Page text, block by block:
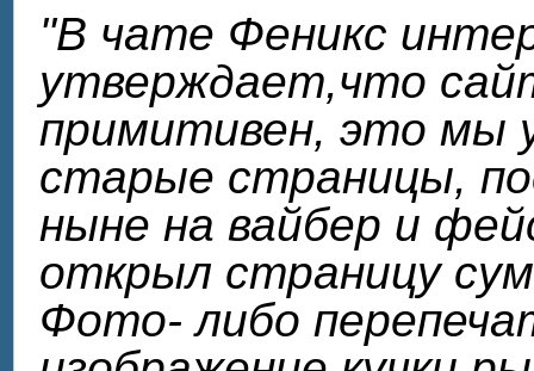
"В чате Феникс
утверждает,что
примитивен, это мы
старые страницы,
ныне на вайбер и
открыл страницу
Фото- либо